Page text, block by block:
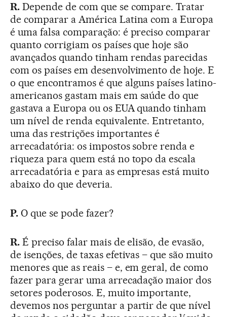
R.Depende de com que se compare. Tratar
de comparar a América Latina com a Europa
é uma falsa comparação: é preciso comparar
quanto corrigiam os países que hoje são
avançados quando tinham rendas parecidas
com os países em desenvolvimento de hoje. E
o que encontramos é que alguns países latino-
americanos gastam mais em saúde do que
gastava a Europa ou os EUA quando tinham
um nível de renda equivalente. Entretanto,
uma das restrições importantes é
arrecadatória: os impostos sobre renda e
riqueza para quem está no topo da escala
arrecadatória e para as empresas está muito
abaixo do que deveria.
P.O que se pode fazer?
R.É preciso falar mais de elisão, de evasão,
de isenções, de taxas efetivas – que são muito
menores que as reais – e, em geral, de como
fazer para gerar uma arrecadação maior dos
setores poderosos. E, muito importante,
devemos nos perguntar a partir de que nível